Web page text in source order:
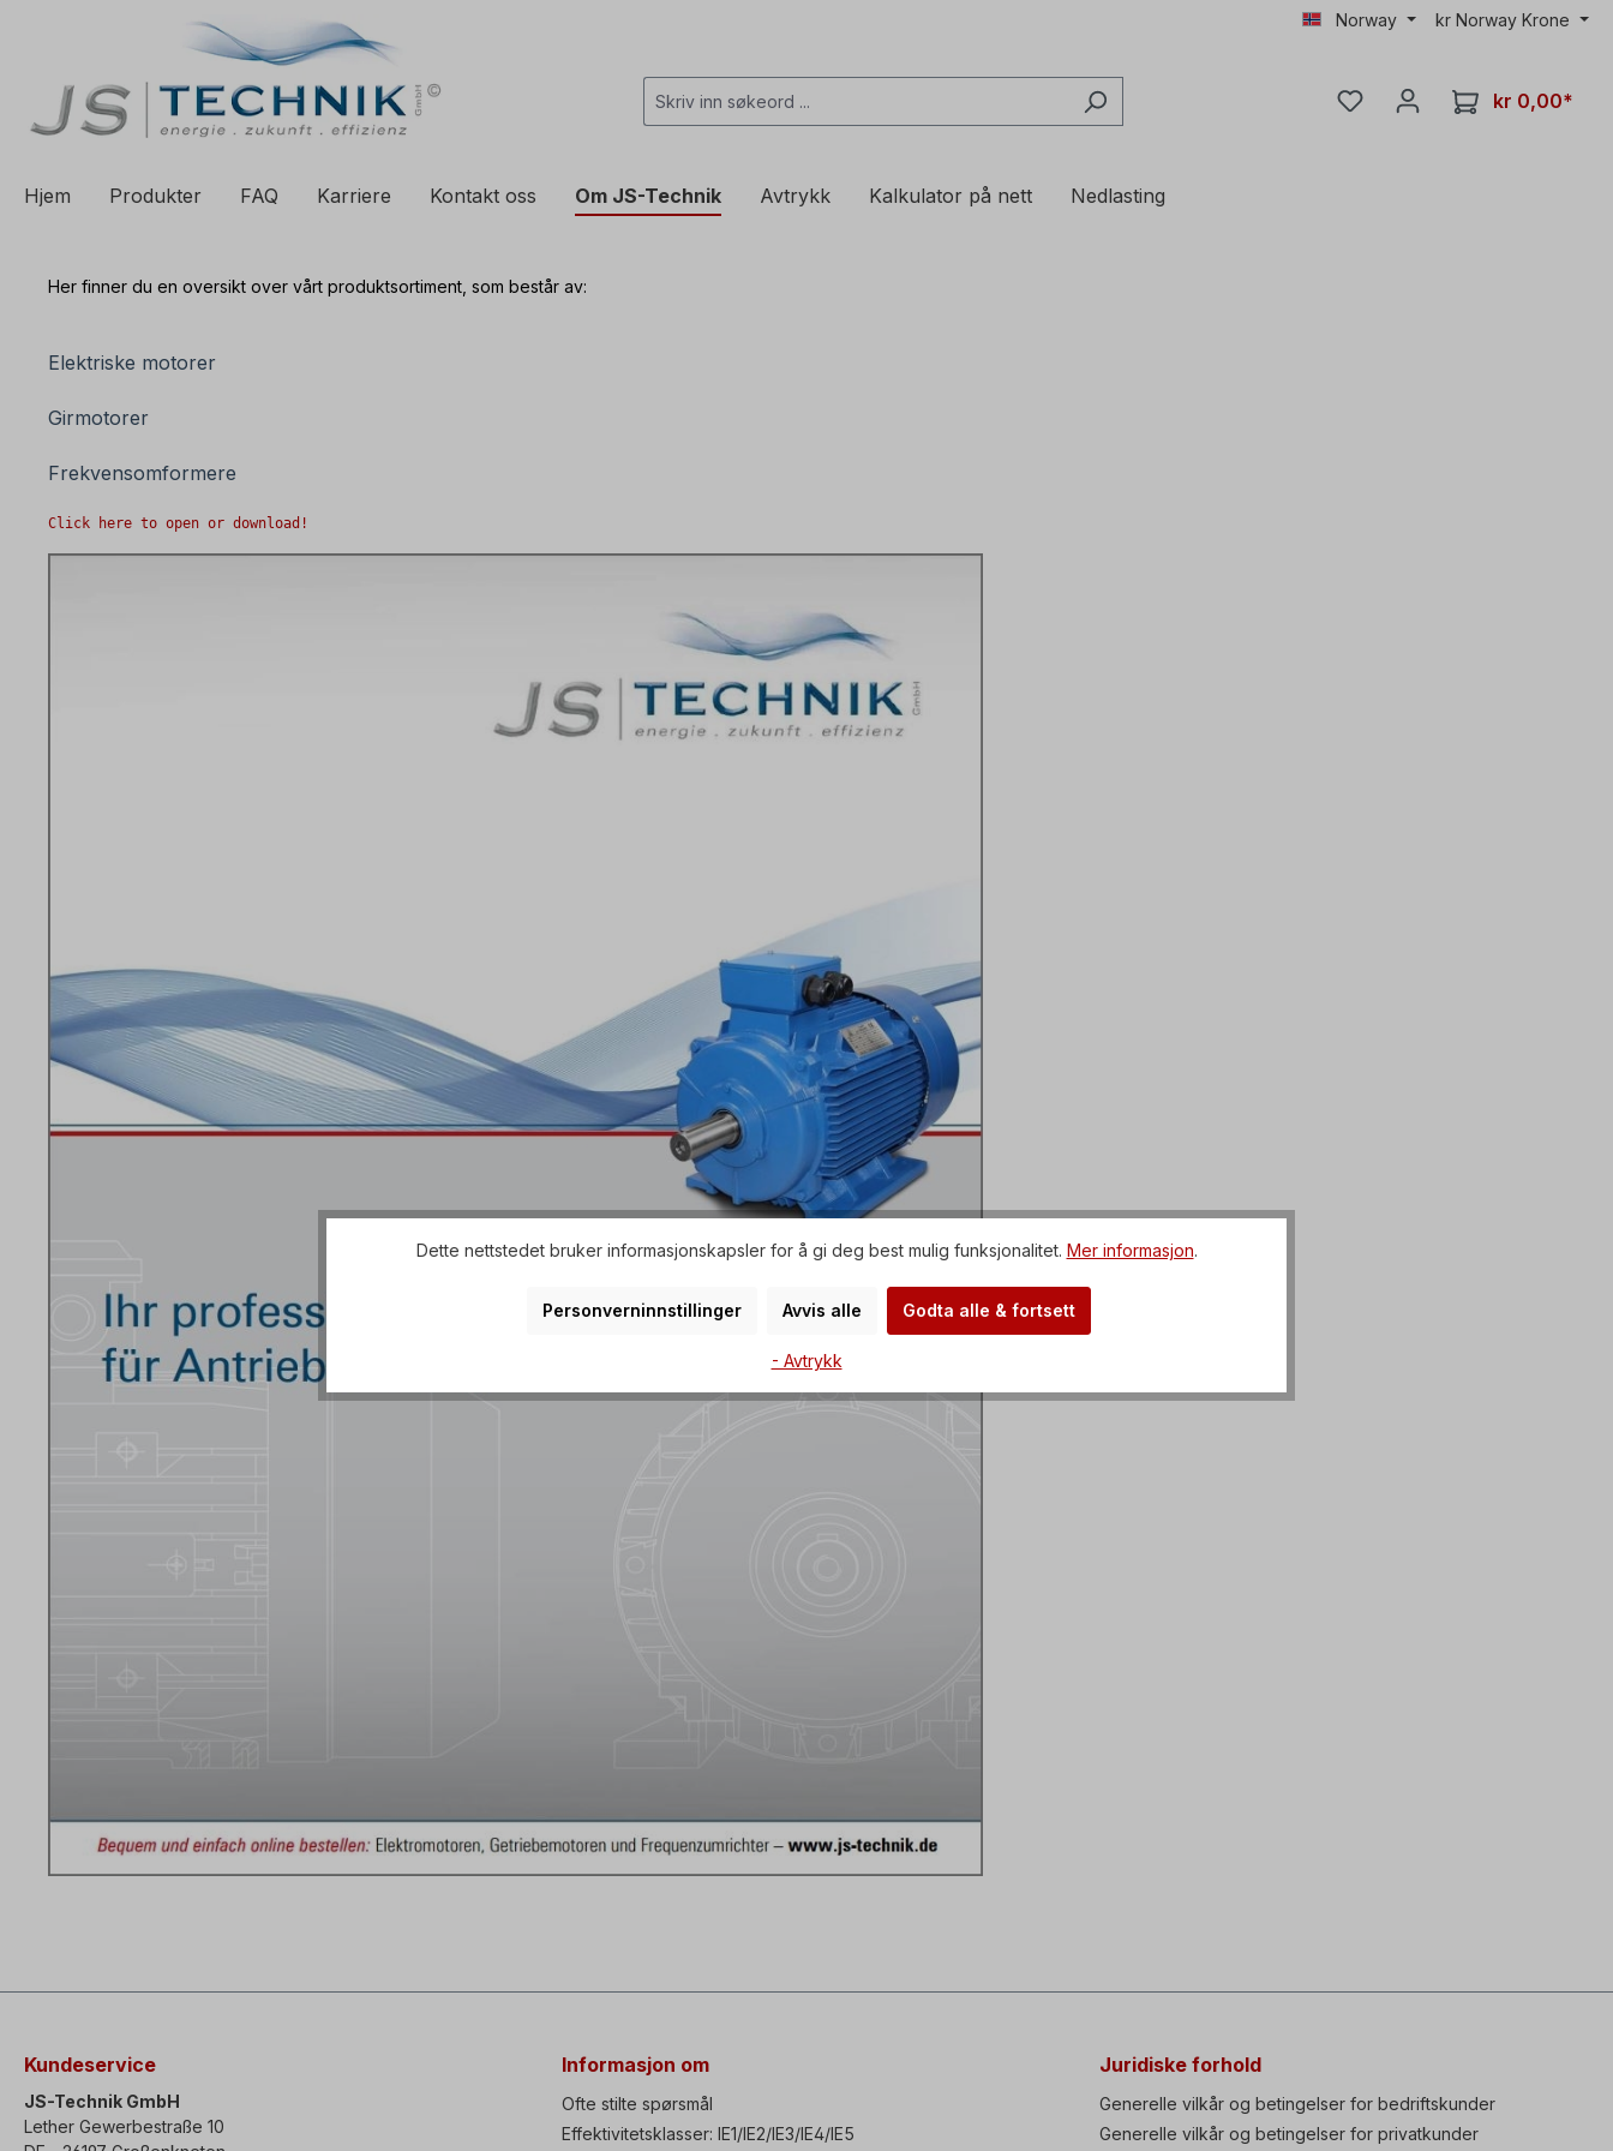
Gå til hovednavigasjon Norway kr Norway Krone
kr 0,00*
Hjem Produkter FAQ Karriere Kontakt oss Om JS-Technik Avtrykk Kalkulator på nett Nedlasting
Her finner du en oversikt over vårt produktsortiment, som består av:
Elektriske motorer
Girmotorer
Frekvensomformere
Click here to open or download!
Kundeservice
JS-Technik GmbH
Lether Gewerbestraße 10
Informasjon om
Ofte stilte spørsmål
Effektivitetsklasser: IE1/IE2/IE3/IE4/IE5
Juridiske forhold
Generelle vilkår og betingelser for bedriftskunder
Generelle vilkår og betingelser for privatkunder
Dette nettstedet bruker informasjonskapsler for å gi deg best mulig funksjonalitet. Mer informasjon.
Personverninnstillinger Avvis alle Godta alle & fortsett
- Avtrykk